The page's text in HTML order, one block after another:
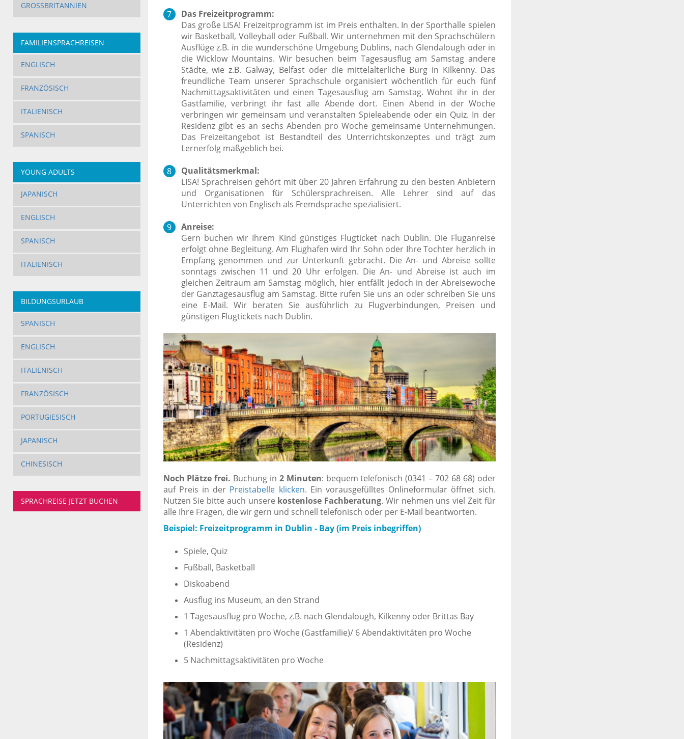
GROSSBRITANNIEN
FAMILIENSPRACHREISEN
ENGLISCH
FRANZÖSISCH
ITALIENISCH
SPANISCH
YOUNG ADULTS
JAPANISCH
ENGLISCH
SPANISCH
ITALIENISCH
BILDUNGSURLAUB
SPANISCH
ENGLISCH
ITALIENISCH
FRANZÖSISCH
PORTUGIESISCH
JAPANISCH
CHINESISCH
SPRACHREISE JETZT BUCHEN
Das Freizeitprogramm:
Das große LISA! Freizeitprogramm ist im Preis enthalten. In der Sporthalle spielen
wir Basketball, Volleyball oder Fußball. Wir unternehmen mit den Sprachschülern
Ausflüge z.B. in die wunderschöne Umgebung Dublins, nach Glendalough oder in
die Wicklow Mountains. Wir besuchen beim Tagesausflug am Samstag andere
Städte, wie z.B. Galway, Belfast oder die mittelalterliche Burg in Kilkenny. Das
freundliche Team unserer Sprachschule organisiert wöchentlich für euch fünf
Nachmittagsaktivitäten und einen Tagesausflug am Samstag. Wohnt ihr in der
Gastfamilie, verbringt ihr fast alle Abende dort. Einen Abend in der Woche
verbringen wir gemeinsam und veranstalten Spieleabende oder ein Quiz. In der
Residenz gibt es an sechs Abenden pro Woche gemeinsame Unternehmungen.
Das Freizeitangebot ist Bestandteil des Unterrichtskonzeptes und trägt zum
Lernerfolg maßgeblich bei.
Qualitätsmerkmal:
LISA! Sprachreisen gehört mit über 20 Jahren Erfahrung zu den besten Anbietern
und Organisationen für Schülersprachreisen. Alle Lehrer sind auf das
Unterrichten von Englisch als Fremdsprache spezialisiert.
Anreise:
Gern buchen wir Ihrem Kind günstiges Flugticket nach Dublin. Die Fluganreise
erfolgt ohne Begleitung. Am Flughafen wird Ihr Sohn oder Ihre Tochter herzlich in
Empfang genommen und zur Unterkunft gebracht. Die An- und Abreise sollte
sonntags zwischen 11 und 20 Uhr erfolgen. Die An- und Abreise ist auch im
gleichen Zeitraum am Samstag möglich, hier entfällt jedoch in der Abreisewoche
der Ganztagesausflug am Samstag. Bitte rufen Sie uns an oder schreiben Sie uns
eine E-Mail. Wir beraten Sie ausführlich zu Flugverbindungen, Preisen und
günstigen Flugtickets nach Dublin.
Noch Plätze frei. Buchung in 2 Minuten: bequem telefonisch (0341 – 702 68 68) oder
auf Preis in der Preistabelle klicken. Ein vorausgefülltes Onlineformular öffnet sich.
Nutzen Sie bitte auch unsere kostenlose Fachberatung. Wir nehmen uns viel Zeit für
alle Ihre Fragen, die wir gern und schnell telefonisch oder per E-Mail beantworten.
Beispiel: Freizeitprogramm in Dublin - Bay (im Preis inbegriffen)
Spiele, Quiz
Fußball, Basketball
Diskoabend
Ausflug ins Museum, an den Strand
1 Tagesausflug pro Woche, z.B. nach Glendalough, Kilkenny oder Brittas Bay
1 Abendaktivitäten pro Woche (Gastfamilie)/ 6 Abendaktivitäten pro Woche
(Residenz)
5 Nachmittagsaktivitäten pro Woche